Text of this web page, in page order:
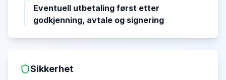
Eventuell utbetaling først etter
godkjenning, avtale og signering
Sikkerhet